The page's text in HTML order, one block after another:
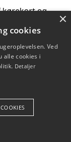
kørekort og
køreskole i
×
cookies
Ved
alle cookies i
Detaljer